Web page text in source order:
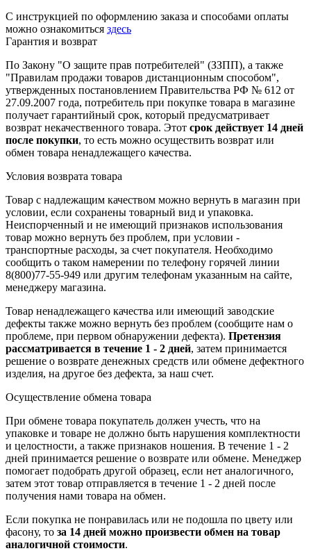
С инструкцией по оформлению заказа и способами оплаты
можно ознакомиться здесь
Гарантия и возврат
По Закону "О защите прав потребителей" (ЗЗПП), а также
"Правилам продажи товаров дистанционным способом",
утвержденных постановлением Правительства РФ № 612 от
27.09.2007 года, потребитель при покупке товара в магазине
получает гарантийный срок, который предусматривает
возврат некачественного товара. Этот срок действует 14 дней
после покупки, то есть можно осуществить возврат или
обмен товара ненадлежащего качества.
Условия возврата товара
Товар с надлежащим качеством можно вернуть в магазин при
условии, если сохранены товарный вид и упаковка.
Неиспорченный и не имеющий признаков использования
товар можно вернуть без проблем, при условии -
транспортные расходы, за счет покупателя. Необходимо
сообщить о таком намерении по телефону горячей линии
8(800)77-55-949 или другим телефонам указанным на сайте,
менеджеру магазина.
Товар ненадлежащего качества или имеющий заводские
дефекты также можно вернуть без проблем (сообщите нам о
проблеме, при первом обнаружении дефекта). Претензия
рассматривается в течение 1 - 2 дней, затем принимается
решение о возврате денежных средств или обмене дефектного
изделия, на другое без дефекта, за наш счет.
Осуществление обмена товара
При обмене товара покупатель должен учесть, что на
упаковке и товаре не должно быть нарушения комплектности
и целостности, а также признаков ношения. В течение 1 - 2
дней принимается решение о возврате или обмене. Менеджер
помогает подобрать другой образец, если нет аналогичного,
затем этот товар отправляется в течение 1 - 2 дней после
получения нами товара на обмен.
Если покупка не понравилась или не подошла по цвету или
фасону, то за 14 дней можно произвести обмен на товар
аналогичной стоимости.